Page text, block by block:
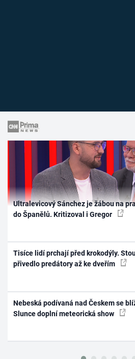
Ultralevicový Sánchez je žábou na
do Španělů. Kritizoval i Gregor
Tisíce lidí prchají před krokodýly.
přivedlo predátory až ke dveřím
Nebeská podívaná nad Českem se
Slunce doplní meteorická show